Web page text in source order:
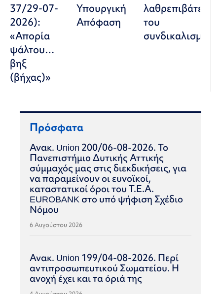
37/29-07-
2026):
«Απορία
ψάλτου…
βηξ
(βήχας)»
Υπουργική
Απόφαση
λαθρεπιβάτες
του
συνδικαλισμού
Πρόσφατα
Ανακ. Union 200/06-08-2026. Το
Πανεπιστήμιο Δυτικής Αττικής
σύμμαχός μας στις διεκδικήσεις, για
να παραμείνουν οι ευνοϊκοί,
καταστατικοί όροι του Τ.Ε.Α.
EUROBANK στο υπό ψήφιση Σχέδιο
Νόμου
6 Αυγούστου 2026
Ανακ. Union 199/04-08-2026. Περί
αντιπροσωπευτικού Σωματείου. Η
ανοχή έχει και τα όριά της